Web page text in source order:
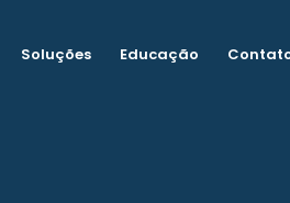
Soluções Educação